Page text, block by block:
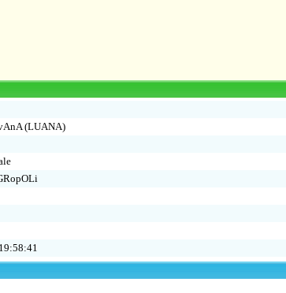
(LUANA)